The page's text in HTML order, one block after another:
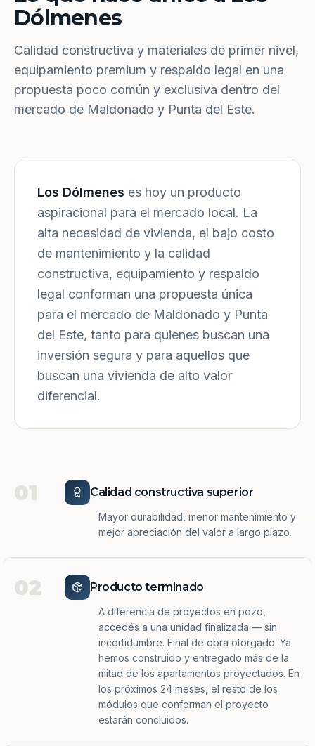
Dólmenes
Calidad constructiva y materiales de primer nivel,
equipamiento premium y respaldo legal en una
propuesta poco común y exclusiva dentro del
mercado de Maldonado y Punta del Este.
Los Dólmenes es hoy un producto
aspiracional para el mercado local. La
alta necesidad de vivienda, el bajo costo
de mantenimiento y la calidad
constructiva, equipamiento y respaldo
legal conforman una propuesta única
para el mercado de Maldonado y Punta
del Este, tanto para quienes buscan una
inversión segura y para aquellos que
buscan una vivienda de alto valor
diferencial.
01 Calidad constructiva superior
Mayor durabilidad, menor mantenimiento y
mejor apreciación del valor a largo plazo.
02 Producto terminado
A diferencia de proyectos en pozo,
accedés a una unidad finalizada — sin
incertidumbre. Final de obra otorgado. Ya
hemos construido y entregado más de la
mitad de los apartamentos proyectados. En
los próximos 24 meses, el resto de los
módulos que conforman el proyecto
estarán concluidos.